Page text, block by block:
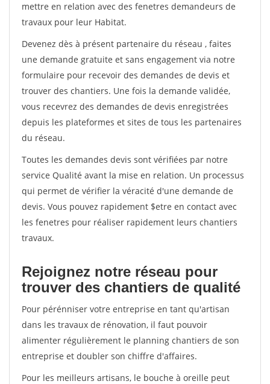
mettre en relation avec des fenetres demandeurs de
travaux pour leur Habitat.
Devenez dès à présent partenaire du réseau , faites
une demande gratuite et sans engagement via notre
formulaire pour recevoir des demandes de devis et
trouver des chantiers. Une fois la demande validée,
vous recevrez des demandes de devis enregistrées
depuis les plateformes et sites de tous les partenaires
du réseau.
Toutes les demandes devis sont vérifiées par notre
service Qualité avant la mise en relation. Un processus
qui permet de vérifier la véracité d'une demande de
devis. Vous pouvez rapidement $etre en contact avec
les fenetres pour réaliser rapidement leurs chantiers
travaux.
Rejoignez notre réseau pour
trouver des chantiers de qualité
Pour pérénniser votre entreprise en tant qu'artisan
dans les travaux de rénovation, il faut pouvoir
alimenter régulièrement le planning chantiers de son
entreprise et doubler son chiffre d'affaires.
Pour les meilleurs artisans, le bouche à oreille peut